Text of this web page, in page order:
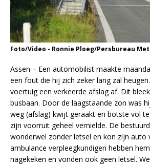
Foto/Video - Ronnie Ploeg/Persbureau
Assen – Een automobilist maakte
een fout die hij zich zeker lang zal
voertuig een verkeerde afslag af. Dit
busbaan. Door de laagstaande zon was
weg (afslag) kwijt geraakt en botste vol
zijn voorruit geheel vernielde. De
wonderwel zonder letsel en kon zijn auto
ambulance verpleegkundigen hebben
nagekeken en vonden ook geen letsel.